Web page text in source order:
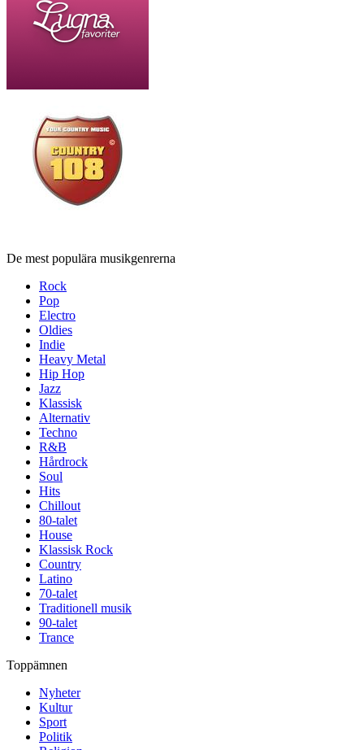
De mest populära musikgenrerna
Rock
Pop
Electro
Oldies
Indie
Heavy Metal
Hip Hop
Jazz
Klassisk
Alternativ
Techno
R&B
Hårdrock
Soul
Hits
Chillout
80-talet
House
Klassisk Rock
Country
Latino
70-talet
Traditionell musik
90-talet
Trance
Toppämnen
Nyheter
Kultur
Sport
Politik